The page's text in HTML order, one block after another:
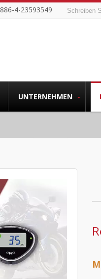
886-4-23593549 Schreiben
UNTERNEHMEN